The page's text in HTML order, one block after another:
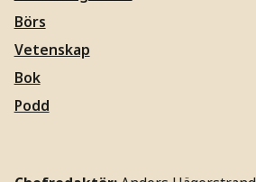
Börs
Vetenskap
Bok
Podd